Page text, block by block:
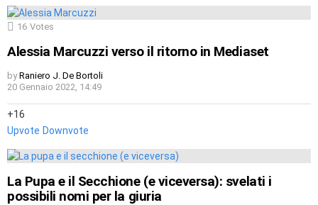
16 Votes
Alessia Marcuzzi verso il ritorno in Mediaset
by Raniero J. De Bortoli
20 Gennaio 2022, 14:49
16
Upvote Downvote
La Pupa e il Secchione (e viceversa): svelati i
possibili nomi per la giuria